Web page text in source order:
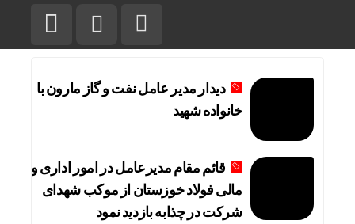
دیدار مدیر عامل نفت و گاز مارون با
خانواده شهید
قائم مقام مدیرعامل در امور اداری و
مالی فولاد خوزستان از موکب شهدای
شرکت در چذابه بازدید نمود